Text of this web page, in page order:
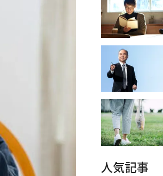
人気記事